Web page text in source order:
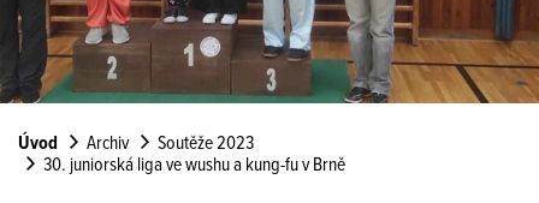
Úvod Archiv
Soutěže 2023
30. juniorská liga ve wushu a kung-fu v Brně